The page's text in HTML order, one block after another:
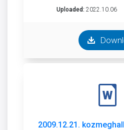
Uploaded: 2022.10.06
2009.12.21.